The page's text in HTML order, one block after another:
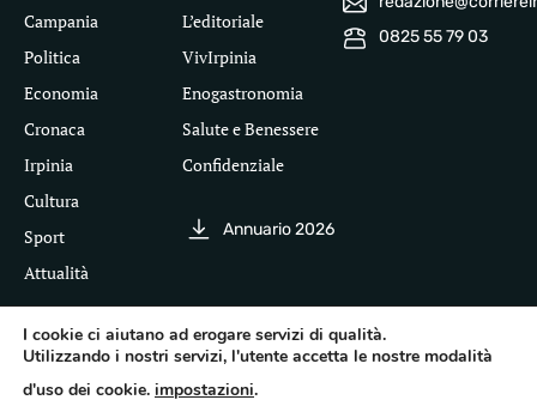
Campania
Politica
Economia
Cronaca
Irpinia
Cultura
Sport
Attualità
L’editoriale
VivIrpinia
Enogastronomia
Salute e Benessere
Confidenziale
Annuario 2026
0825 55 79 03
I cookie ci aiutano ad erogare servizi di qualità.
Utilizzando i nostri servizi, l'utente accetta le nostre modalità
d'uso dei cookie. impostazioni.